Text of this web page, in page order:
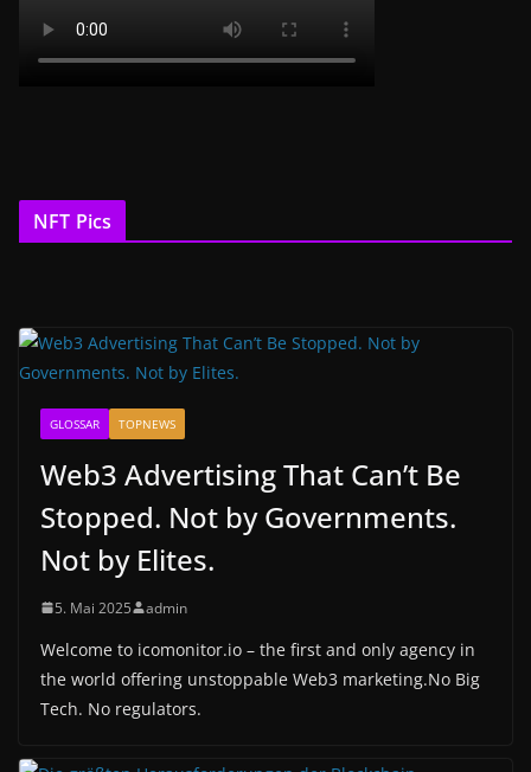
NFT Pics
GLOSSAR TOPNEWS
Web3 Advertising That Can’t Be
Stopped. Not by Governments.
Not by Elites.
5. Mai 2025 admin
Welcome to icomonitor.io – the first and only agency in
the world offering unstoppable Web3 marketing.No Big
Tech. No regulators.